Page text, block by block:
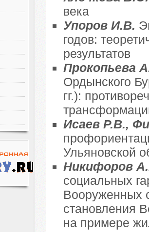
века
Упоров И.В.
годов:
результатов
Прокопьева
Ордынского
гг.):
Исаев Р.В.,
Ульяновской
Никифоров
социальных
Вооруженных
становления
на примере